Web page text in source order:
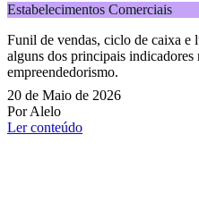
Estabelecimentos Comerciais
Funil de vendas, ciclo de caixa e
alguns dos principais indicadores
empreendedorismo.
20 de Maio de 2026
Por Alelo
Ler conteúdo